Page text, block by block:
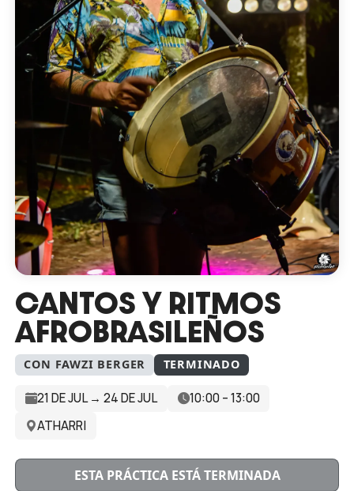
CANTOS Y RITMOS
AFROBRASILEÑOS
CON FAWZI BERGER TERMINADO
21 DE JUL → 24 DE JUL
10:00 – 13:00
ATHARRI
ESTA PRÁCTICA ESTÁ TERMINADA